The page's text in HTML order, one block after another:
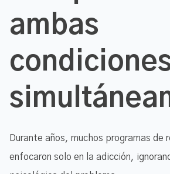
ambas
Durante años, muchos programas de
enfocaron solo en la adicción,